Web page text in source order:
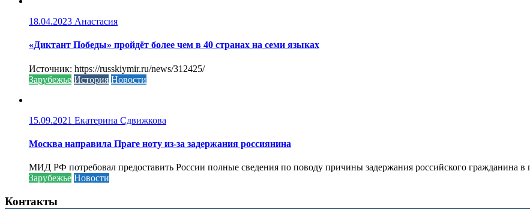
18.04.2023 Анастасия
«Диктант Победы» пройдёт более чем в 40 странах на семи языках
Источник: https://russkiymir.ru/news/312425/
Зарубежье История Новости
15.09.2021 Екатерина Сдвижкова
Москва направила Праге ноту из-за задержания россиянина
МИД РФ потребовал предоставить России полные сведения по поводу причины задержания российского гражданина в
Зарубежье Новости
Контакты